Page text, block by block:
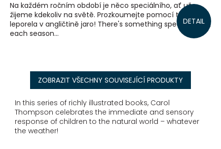
DETAIL
Na každém ročním období je něco speciálního, ať už
žijeme kdekoliv na světě. Prozkoumejte pomocí tohoto
leporela v angličtině jaro! There's something special about
each season...
ZOBRAZIT VŠECHNY SOUVISEJÍCÍ PRODUKTY
In this series of richly illustrated books, Carol
Thompson celebrates the immediate and sensory
response of children to the natural world – whatever
the weather!